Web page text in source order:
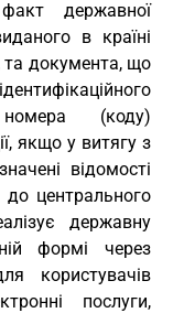
державної
в країні
та документа, що
номера (коду)
якщо у витягу з
відомості
центрального
державну
формі через
користувачів
послуги,